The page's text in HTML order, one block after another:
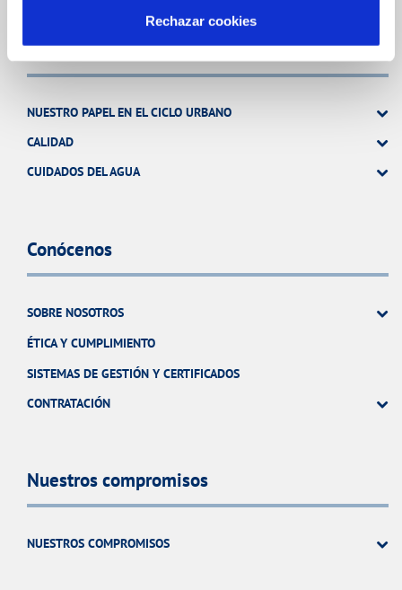
Rechazar cookies
Tu Agua
NUESTRO PAPEL EN EL CICLO URBANO
CALIDAD
CUIDADOS DEL AGUA
Conócenos
SOBRE NOSOTROS
ÉTICA Y CUMPLIMIENTO
SISTEMAS DE GESTIÓN Y CERTIFICADOS
CONTRATACIÓN
Nuestros compromisos
NUESTROS COMPROMISOS